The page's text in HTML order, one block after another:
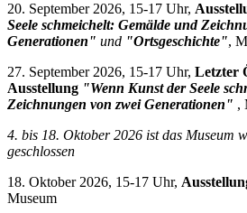
20. September 2026, 15-17 Uhr,
Seele schmeichelt: Gemälde und
Generationen" und "Ortsgeschichte",
27. September 2026, 15-17 Uhr, Letzter
Ausstellung "Wenn Kunst der Seele
Zeichnungen von zwei Generationen" ,
4. bis 18. Oktober 2026 ist das Museum
geschlossen
18. Oktober 2026, 15-17 Uhr,
Museum